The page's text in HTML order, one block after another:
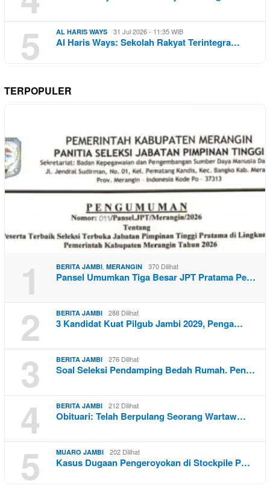
5 AL HARIS WAYS 31 Jul 2026 - 11:35 WIB
Al Haris Ways: Sekolah Rakyat Terintegra…
TERPOPULER
1 BERITA JAMBI, MERANGIN 370 Dilihat
Pansel Umumkan Tiga Besar JPT Pratama Pe…
2 BERITA JAMBI 288 Dilihat
3 Kandidat Kuat Pilgub Jambi 2029, Penga…
3 BERITA JAMBI 276 Dilihat
Soal Seleksi Pendamping Bedah Rumah. Pen…
4 BERITA JAMBI 212 Dilihat
Obituari: Telah Berpulang Seorang Wartaw…
5 MUARO JAMBI 202 Dilihat
Kasus Dugaan Pengeroyokan di Stockpile P…